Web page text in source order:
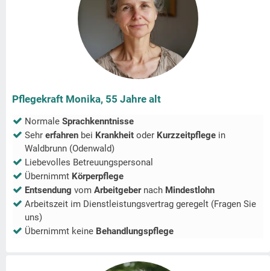
Pflegekraft Monika, 55 Jahre alt
Normale Sprachkenntnisse
Sehr erfahren bei Krankheit oder Kurzzeitpflege in
Waldbrunn (Odenwald)
Liebevolles Betreuungspersonal
Übernimmt Körperpflege
Entsendung vom Arbeitgeber nach Mindestlohn
Arbeitszeit im Dienstleistungsvertrag geregelt (Fragen Sie
uns)
Übernimmt keine Behandlungspflege